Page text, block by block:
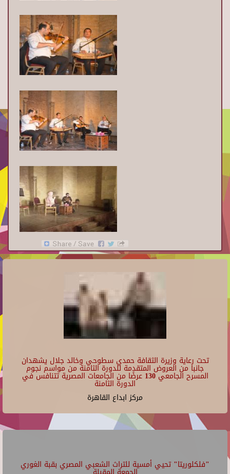
تحت رعاية وزيرة الثقافة حمدي سطوحي وخالد جلال يشهدان
جانبا من العروض المتقدمة للدورة الثامنة من مواسم نجوم
المسرح الجامعي 130 عرضًا من الجامعات المصرية تتنافس في
الدورة الثامنة
مركز ابداع القاهرة
"فلكلوريتا" تحيي أمسية للتراث الشعبي المصري بقبة الغوري